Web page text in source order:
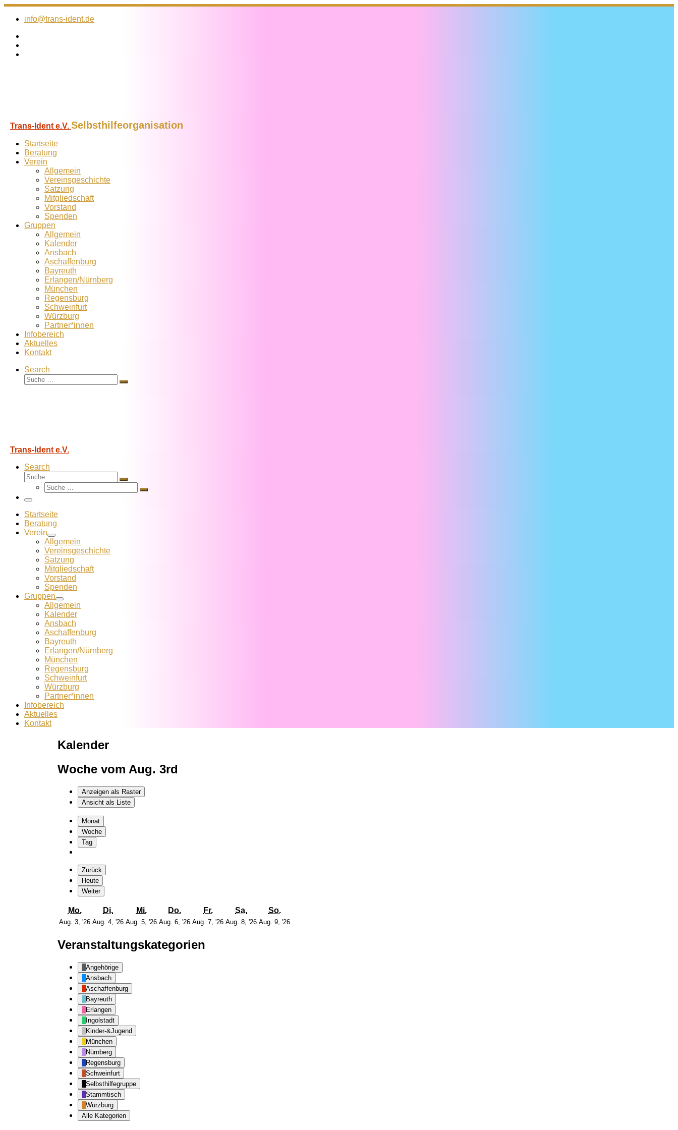
Zum
Inhalt
info@trans-ident.de
Trans-Ident e.V. Selbsthilfeorganisation
Startseite
Beratung
Verein
Allgemein
Vereins­geschichte
Satzung
Mitglied­schaft
Vorstand
Spenden
Gruppen
Allgemein
Kalender
Ansbach
Aschaffenburg
Bayreuth
Erlangen/Nürnberg
München
Regensburg
Schweinfurt
Würzburg
Partner*innen
Infobereich
Aktuelles
Kontakt
Search
Suche
Suche
Trans-Ident e.V.
Search
Suche
Suche
Suche
Suche
Menü
Startseite
Beratung
Verein
Allgemein
Vereins­geschichte
Satzung
Mitglied­schaft
Vorstand
Spenden
Gruppen
Allgemein
Kalender
Ansbach
Aschaffenburg
Bayreuth
Erlangen/Nürnberg
München
Regensburg
Schweinfurt
Würzburg
Partner*innen
Infobereich
Aktuelles
Kontakt
Kalender
Woche vom Aug. 3rd
Anzeigen als Raster
Ansicht als Liste
Monat
Woche
Tag
Zurück
Heute
Weiter
Mo. Montag
Di. Dienstag
Mi. Mittwoch
Do. Donnerstag
Fr. FreitagSa. Samstag
So.
Aug. 3, '263.
2026
Aug. 4, '264.Aug. 5, '265.
2026
Aug. 6, '266.
2026
Aug. 7, '267.Aug. 8, '268.Aug. 9, '269.
Veranstaltungskategorien
Angehörige
Ansbach
Aschaffenburg
Bayreuth
Erlangen
Ingolstadt
Kinder-&Jugend
München
Nürnberg
Regensburg
Schweinfurt
Selbsthilfegruppe
Stammtisch
Würzburg
Alle Kategorien